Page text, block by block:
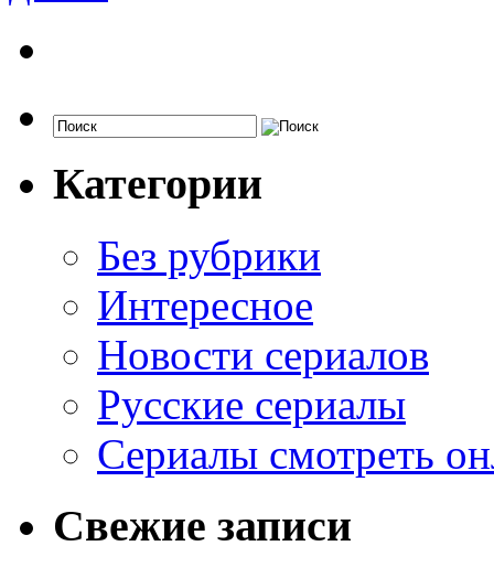
Категории
Без рубрики
Интересное
Новости сериалов
Русские сериалы
Сериалы смотреть
Свежие записи